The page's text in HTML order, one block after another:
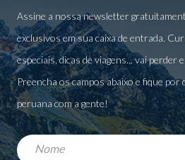
Assine a nossa newsletter
exclusivos em sua caixa de entrada.
especiais, dicas de viagens... vai perder
Preencha os campos abaixo e fique
peruana com a gente!